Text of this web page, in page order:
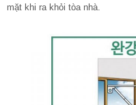
mặt khi ra khỏi tòa nhà.